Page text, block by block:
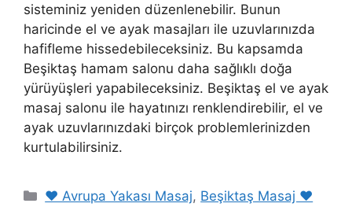
sisteminiz yeniden düzenlenebilir. Bunun
haricinde el ve ayak masajları ile uzuvlarınızda
hafifleme hissedebileceksiniz. Bu kapsamda
Beşiktaş hamam salonu daha sağlıklı doğa
yürüyüşleri yapabileceksiniz. Beşiktaş el ve ayak
masaj salonu ile hayatınızı renklendirebilir, el ve
ayak uzuvlarınızdaki birçok problemlerinizden
kurtulabilirsiniz.
Kategoriler
❤️ Avrupa Yakası Masaj, Beşiktaş Masaj ❤️